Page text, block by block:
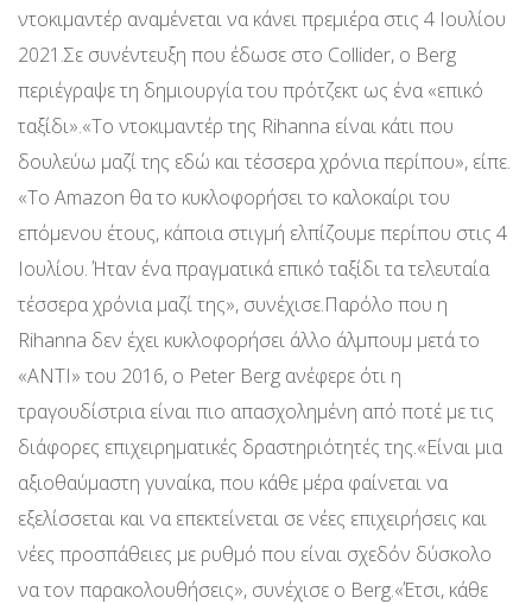
ντοκιμαντέρ αναμένεται να κάνει πρεμιέρα στις 4 Ιουλίου
2021.Σε συνέντευξη που έδωσε στο Collider, ο Berg
περιέγραψε τη δημιουργία του πρότζεκτ ως ένα «επικό
ταξίδι».«Το ντοκιμαντέρ της Rihanna είναι κάτι που
δουλεύω μαζί της εδώ και τέσσερα χρόνια περίπου», είπε.
«Το Amazon θα το κυκλοφορήσει το καλοκαίρι του
επόμενου έτους, κάποια στιγμή ελπίζουμε περίπου στις 4
Ιουλίου. Ήταν ένα πραγματικά επικό ταξίδι τα τελευταία
τέσσερα χρόνια μαζί της», συνέχισε.Παρόλο που η
Rihanna δεν έχει κυκλοφορήσει άλλο άλμπουμ μετά το
«ANTI» του 2016, ο Peter Berg ανέφερε ότι η
τραγουδίστρια είναι πιο απασχολημένη από ποτέ με τις
διάφορες επιχειρηματικές δραστηριότητές της.«Είναι μια
αξιοθαύμαστη γυναίκα, που κάθε μέρα φαίνεται να
εξελίσσεται και να επεκτείνεται σε νέες επιχειρήσεις και
νέες προσπάθειες με ρυθμό που είναι σχεδόν δύσκολο
να τον παρακολουθήσεις», συνέχισε ο Berg.«Έτσι, κάθε